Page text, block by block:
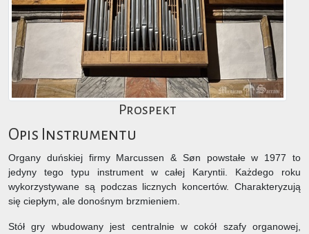
Prospekt
Opis Instrumentu
Organy duńskiej firmy Marcussen & Søn powstałe w 1977 to
jedyny tego typu instrument w całej Karyntii. Każdego roku
wykorzystywane są podczas licznych koncertów. Charakteryzują
się ciepłym, ale donośnym brzmieniem.
Stół gry wbudowany jest centralnie w cokół szafy organowej,